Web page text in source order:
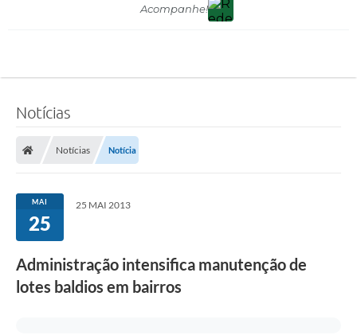
Notícias
Notícias Notícia
MAI
25
25 MAI 2013
Administração intensifica manutenção de
lotes baldios em bairros